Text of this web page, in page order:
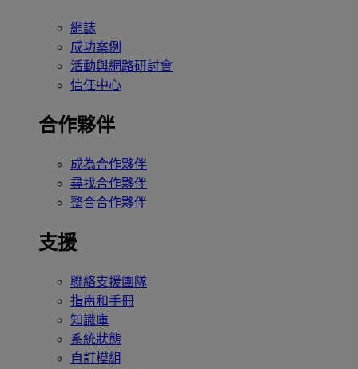
網誌
成功案例
活動與網路研討會
信任中心
合作夥伴
成為合作夥伴
尋找合作夥伴
整合合作夥伴
支援
聯絡支援團隊
指南和手冊
知識庫
系統狀態
自訂模組